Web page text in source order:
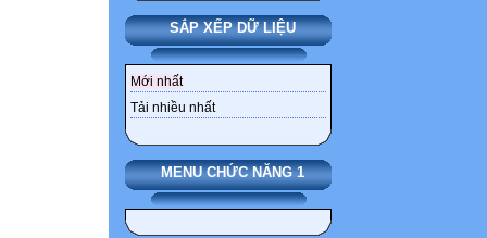
SẮP XẾP DỮ LIỆU
Mới nhất
Tải nhiều nhất
MENU CHỨC NĂNG 1